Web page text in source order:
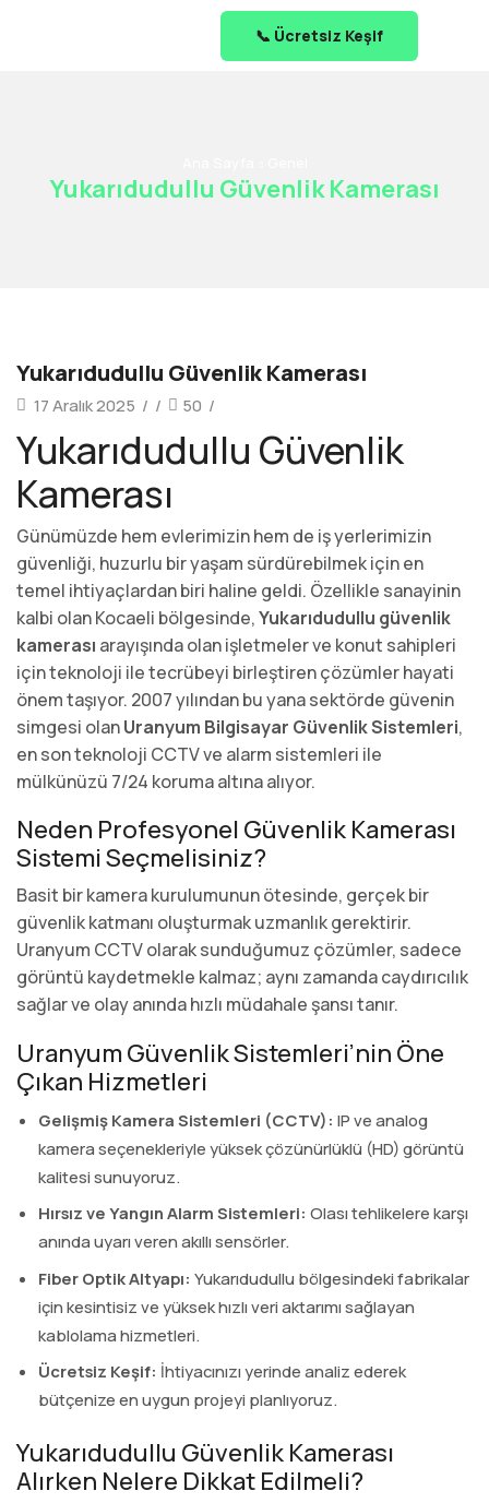
📞 Ücretsiz Keşif
Yukarıdudullu Güvenlik Kamerası
Yukarıdudullu Güvenlik Kamerası
17 Aralık 2025 / / 50 /
Yukarıdudullu Güvenlik
Kamerası
Günümüzde hem evlerimizin hem de iş yerlerimizin
güvenliği, huzurlu bir yaşam sürdürebilmek için en
temel ihtiyaçlardan biri haline geldi. Özellikle sanayinin
kalbi olan Kocaeli bölgesinde,Yukarıdudullu güvenlik
kamerası arayışında olan işletmeler ve konut sahipleri
için teknoloji ile tecrübeyi birleştiren çözümler hayati
önem taşıyor. 2007 yılından bu yana sektörde güvenin
simgesi olanUranyum Bilgisayar Güvenlik Sistemleri,
en son teknoloji CCTV ve alarm sistemleri ile
mülkünüzü 7/24 koruma altına alıyor.
Neden Profesyonel Güvenlik Kamerası
Sistemi Seçmelisiniz?
Basit bir kamera kurulumunun ötesinde, gerçek bir
güvenlik katmanı oluşturmak uzmanlık gerektirir.
Uranyum CCTV olarak sunduğumuz çözümler, sadece
görüntü kaydetmekle kalmaz; aynı zamanda caydırıcılık
sağlar ve olay anında hızlı müdahale şansı tanır.
Uranyum Güvenlik Sistemleri’nin Öne
Çıkan Hizmetleri
Gelişmiş Kamera Sistemleri (CCTV): IP ve analog
kamera seçenekleriyle yüksek çözünürlüklü (HD) görüntü
kalitesi sunuyoruz.
Hırsız ve Yangın Alarm Sistemleri: Olası tehlikelere karşı
anında uyarı veren akıllı sensörler.
Fiber Optik Altyapı: Yukarıdudullu bölgesindeki fabrikalar
için kesintisiz ve yüksek hızlı veri aktarımı sağlayan
kablolama hizmetleri.
Ücretsiz Keşif: İhtiyacınızı yerinde analiz ederek
bütçenize en uygun projeyi planlıyoruz.
Yukarıdudullu Güvenlik Kamerası
Alırken Nelere Dikkat Edilmeli?